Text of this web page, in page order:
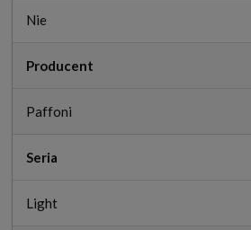
Nie
Producent
Paffoni
Seria
Light